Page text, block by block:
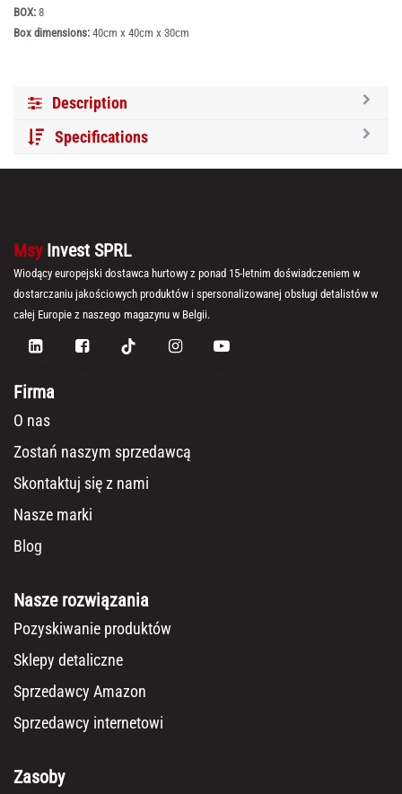
BOX: 8
Box dimensions: 40cm x 40cm x 30cm
Description
Specifications
Msy Invest SPRL
Wiodący europejski dostawca hurtowy z ponad 15-letnim doświadczeniem w
dostarczaniu jakościowych produktów i spersonalizowanej obsługi detalistów w
całej Europie z naszego magazynu w Belgii.
Firma
O nas
Zostań naszym sprzedawcą
Skontaktuj się z nami
Nasze marki
Blog
Nasze rozwiązania
Pozyskiwanie produktów
Sklepy detaliczne
Sprzedawcy Amazon
Sprzedawcy internetowi
Zasoby